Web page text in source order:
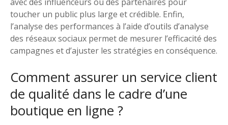
toucher un public plus large et crédible. Enfin,
l’analyse des performances à l’aide d’outils d’analyse
des réseaux sociaux permet de mesurer l’efficacité des
campagnes et d’ajuster les stratégies en conséquence.
Comment assurer un service client
de qualité dans le cadre d’une
boutique en ligne ?